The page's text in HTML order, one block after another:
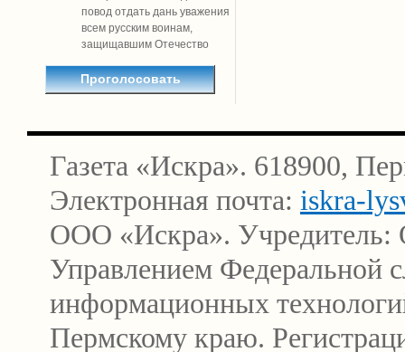
повод отдать дань уважения
всем русским воинам,
защищавшим Отечество
Газета «Искра». 618900,
Электронная почта: iskra-
ООО «Искра». Учредитель:
Управлением Федеральной
информационных
Пермскому краю.